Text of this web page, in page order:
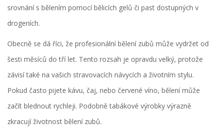
srovnání s bělením pomocí bělicích gelů či past dostupných v
drogeriích.
Obecně se dá říci, že profesionální bělení zubů může vydržet od
šesti měsíců do tří let. Tento rozsah je opravdu velký, protože
závisí také na vašich stravovacích návycích a životním stylu.
Pokud často pijete kávu, čaj, nebo červené víno, bělení může
začít blednout rychleji. Podobně tabákové výrobky výrazně
zkracují životnost bělení zubů.